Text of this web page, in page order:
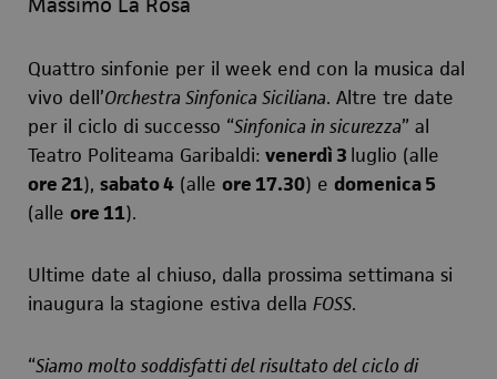
Quattro sinfonie per il week end con la musica dal
vivo dell’Orchestra Sinfonica Siciliana. Altre tre date
per il ciclo di successo “Sinfonica in sicurezza” al
Teatro Politeama Garibaldi: venerdì 3 luglio (alle
ore 21), sabato 4 (alle ore 17.30) e domenica 5
(alle ore 11).
Ultime date al chiuso, dalla prossima settimana si
inaugura la stagione estiva della FOSS.
“Siamo molto soddisfatti del risultato del ciclo di